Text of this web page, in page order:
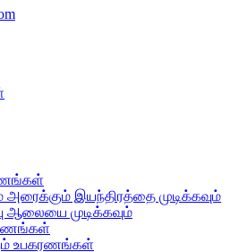
இயந்திரத்தை முடிக்கவும்
ஆலையை முடிக்கவும்
உபகரணங்கள்